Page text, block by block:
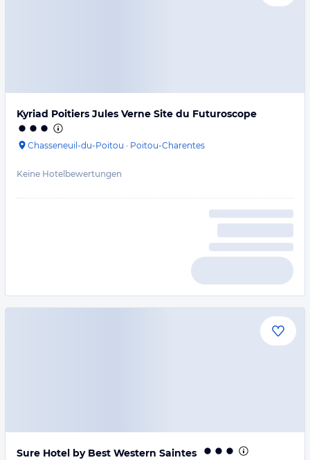
Kyriad Poitiers Jules Verne Site du Futuroscope
Chasseneuil-du-Poitou · Poitou-Charentes
Keine Hotelbewertungen
Sure Hotel by Best Western Saintes